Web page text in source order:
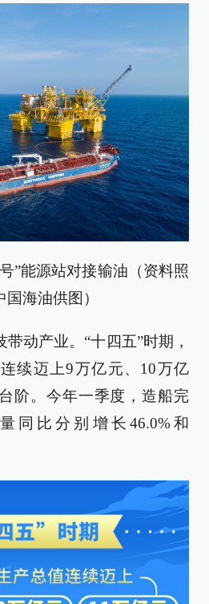
”能源站对接输油（资料照
海油供图）
动产业。“十四五”时期，
续迈上9万亿元、10万亿
阶。今年一季度，造船完
同比分别增长46.0%和